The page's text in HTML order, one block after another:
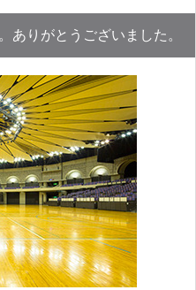
ありがとうございました。